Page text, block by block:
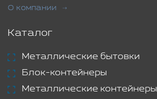
О компании
Каталог
Металлические бытовки
Блок-контейнеры
Металлические контейнеры